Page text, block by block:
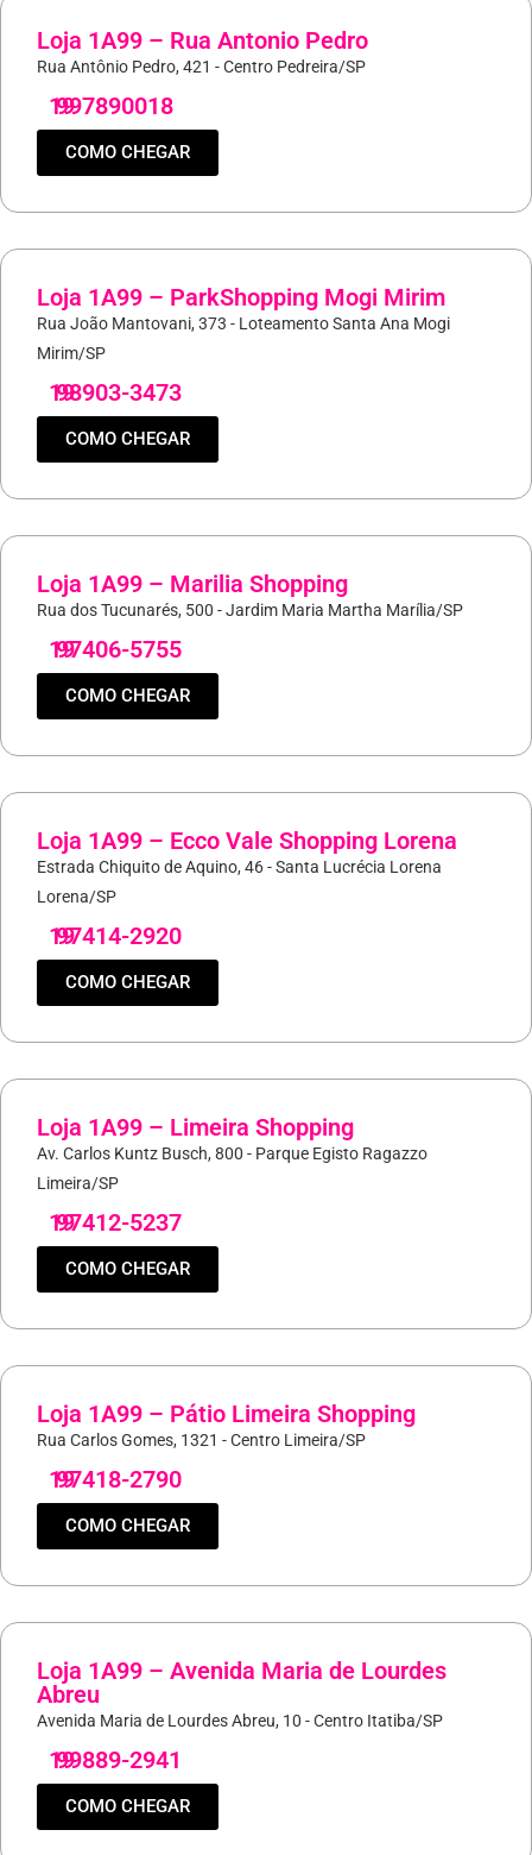
Loja 1A99 – Rua Antonio Pedro
Rua Antônio Pedro, 421 - Centro Pedreira/SP
19
997890018
COMO CHEGAR
Loja 1A99 – ParkShopping Mogi Mirim
Rua João Mantovani, 373 - Loteamento Santa Ana Mogi
Mirim/SP
19
98903-3473
COMO CHEGAR
Loja 1A99 – Marilia Shopping
Rua dos Tucunarés, 500 - Jardim Maria Martha Marília/SP
19
97406-5755
COMO CHEGAR
Loja 1A99 – Ecco Vale Shopping Lorena
Estrada Chiquito de Aquino, 46 - Santa Lucrécia Lorena
Lorena/SP
19
97414-2920
COMO CHEGAR
Loja 1A99 – Limeira Shopping
Av. Carlos Kuntz Busch, 800 - Parque Egisto Ragazzo
Limeira/SP
19
97412-5237
COMO CHEGAR
Loja 1A99 – Pátio Limeira Shopping
Rua Carlos Gomes, 1321 - Centro Limeira/SP
19
97418-2790
COMO CHEGAR
Loja 1A99 – Avenida Maria de Lourdes
Abreu
Avenida Maria de Lourdes Abreu, 10 - Centro Itatiba/SP
19
99889-2941
COMO CHEGAR